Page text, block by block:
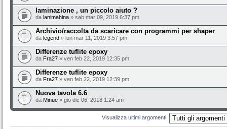
laminazione , un piccolo aiuto ?
da lanimahina » sab mar 09, 2019 6:37 pm
Archivio/raccolta da scaricare con programmi per shaper
da legend » lun mar 11, 2019 3:57 pm
Differenze tuflite epoxy
da Fra27 » ven feb 22, 2019 12:35 pm
Differenze tuflite epoxy
da Fra27 » ven feb 22, 2019 12:39 pm
Nuova tavola 6.6
da Minue » gio dic 06, 2018 1:24 am
Visualizza ultimi argomenti: